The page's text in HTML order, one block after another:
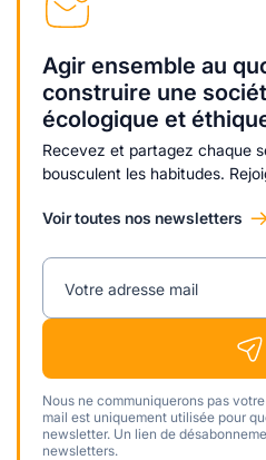
Agir ensemble au
construire une
écologique et
Recevez et partagez chaque
bousculent les habitudes.
Voir toutes nos newsletters
Votre adresse mail
Nous ne communiquerons pas
mail est uniquement utilisée pour
newsletter. Un lien de
newsletters.